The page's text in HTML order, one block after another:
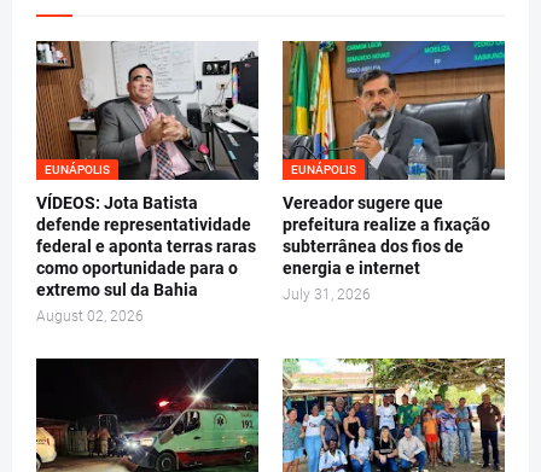
EUNÁPOLIS
VÍDEOS: Jota Batista
defende representatividade
federal e aponta terras raras
como oportunidade para o
extremo sul da Bahia
August 02, 2026
EUNÁPOLIS
Vereador sugere que
prefeitura realize a fixação
subterrânea dos fios de
energia e internet
July 31, 2026